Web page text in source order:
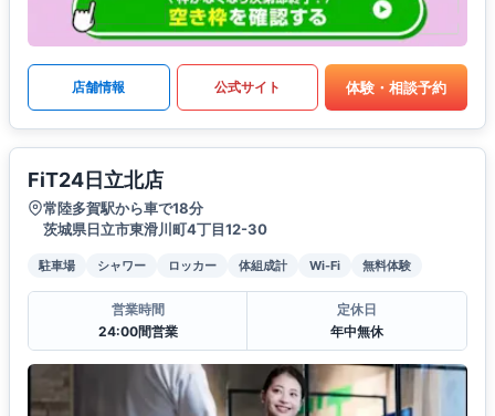
店舗情報 公式サイト 体験・相談予約
FiT24日立北店
常陸多賀駅から車で18分
茨城県日立市東滑川町4丁目12-30
駐車場 シャワー ロッカー 体組成計 Wi-Fi 無料体験
営業時間
24:00間営業
定休日
年中無休